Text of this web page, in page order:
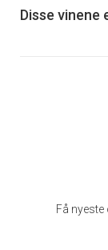
6
Disse vinene
Få nyeste